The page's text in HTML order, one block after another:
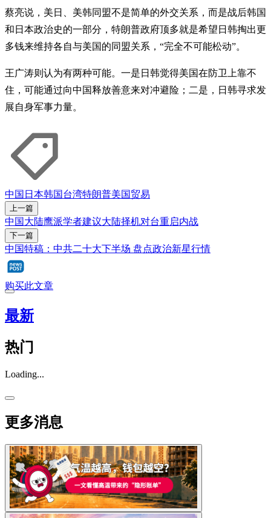
蔡亮说，美日、美韩同盟不是简单的外交关系，而是战后韩国
和日本政治史的一部分，特朗普政府顶多就是希望日韩掏出更
多钱来维持各自与美国的同盟关系，“完全不可能松动”。
王广涛则认为有两种可能。一是日韩觉得美国在防卫上靠不
住，可能通过向中国释放善意来对冲避险；二是，日韩寻求发
展自身军事力量。
中国 日本韩国台湾特朗普美国贸易
上一篇
中国大陆鹰派学者建议大陆择机对台重启内战
下一篇
中国特稿：中共二十大下半场 盘点政治新星行情
购买此文章
最新
热门
Loading...
更多消息